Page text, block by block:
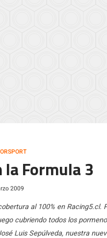
la Formula 3
2009
al 100% en
cubriendo todos los
Luis Sepúlveda, nuestra